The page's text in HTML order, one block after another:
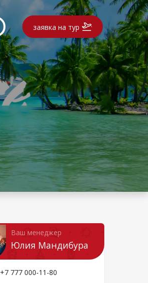
заявка на тур
Ваш менеджер
Юлия Мандибура
+7 777 000-11-80